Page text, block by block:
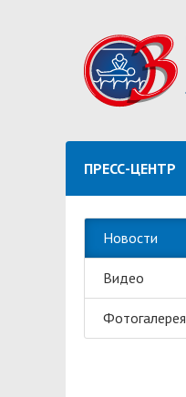
ПРЕСС-ЦЕНТР
Новости
Видео
Фотогалерея